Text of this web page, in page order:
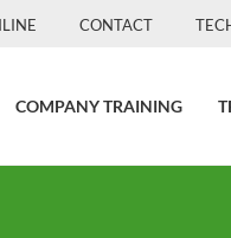
CONTACT
COMPANY TRAINING